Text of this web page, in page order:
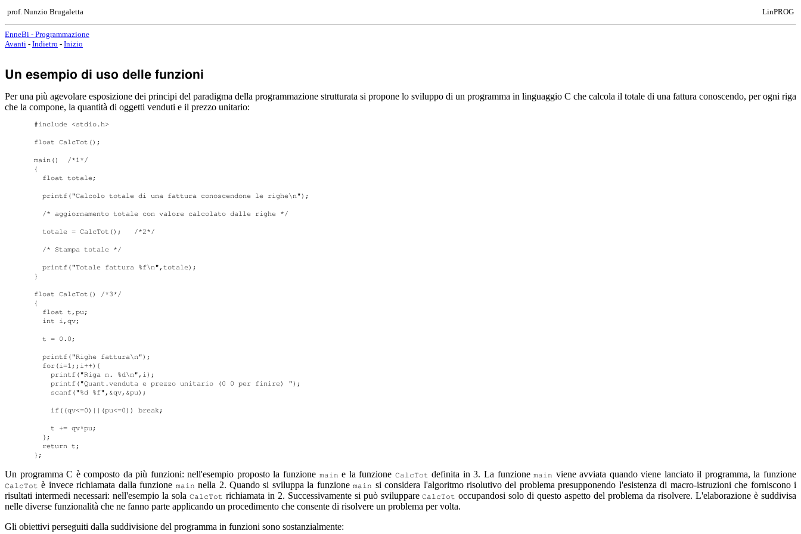
prof. Nunzio Brugaletta LinPROG
EnneBi - Programmazione
Avanti - Indietro - Inizio
Un esempio di uso delle funzioni
Per una più agevolare esposizione dei principi del paradigma della programmazione strutturata si propone lo sviluppo di un programma in linguaggio C che calcola il totale di una fattura conoscendo, per ogni riga
che la compone, la quantità di oggetti venduti e il prezzo unitario:
#include <stdio.h>
float CalcTot();
main()	/*1*/
{
  float totale;
  printf("Calcolo totale di una fattura conoscendone le righe\n");
  /* aggiornamento totale con valore calcolato dalle righe */
  totale = CalcTot();	/*2*/
  /* Stampa totale */
  printf("Totale fattura %f\n",totale);
}
float CalcTot()	/*3*/
{
  float t,pu;
  int i,qv;
  t = 0.0;
  printf("Righe fattura\n");
  for(i=1;;i++){
    printf("Riga n. %d\n",i);
    printf("Quant.venduta e prezzo unitario (0 0 per finire) ");
    scanf("%d %f",&qv,&pu);
    if((qv<=0)||(pu<=0)) break;
    t += qv*pu;
  };
  return t;
Un programma C è composto da più funzioni: nell'esempio proposto la funzione main e la funzione CalcTot definita in 3. La funzionemain viene avviata quando viene lanciato il programma, la funzione
CalcTot è invece richiamata dalla funzione main nella 2. Quando si sviluppa la funzionemain si considera l'algoritmo risolutivo del problema presupponendo l'esistenza di macro-istruzioni che forniscono i
risultati intermedi necessari: nell'esempio la sola CalcTot richiamata in 2. Successivamente si può sviluppareCalcTot occupandosi solo di questo aspetto del problema da risolvere. L'elaborazione è suddivisa
nelle diverse funzionalità che ne fanno parte applicando un procedimento che consente di risolvere un problema per volta.
Gli obiettivi perseguiti dalla suddivisione del programma in funzioni sono sostanzialmente: